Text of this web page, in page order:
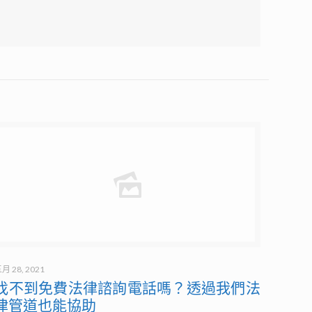
月 28, 2021
不到免費法律諮詢電話嗎？透過我們法
管道也能協助